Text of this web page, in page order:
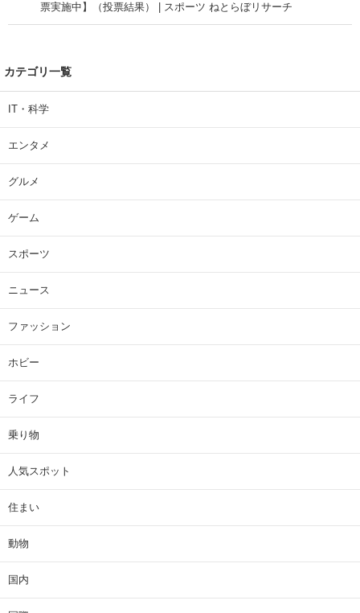
票実施中】（投票結果） | スポーツ ねとらぼリサーチ
カテゴリ一覧
IT・科学
エンタメ
グルメ
ゲーム
スポーツ
ニュース
ファッション
ホビー
ライフ
乗り物
人気スポット
住まい
動物
国内